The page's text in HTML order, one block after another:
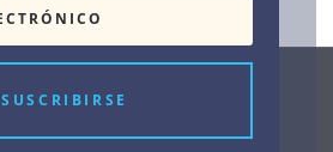
SUSCRIBIRSE